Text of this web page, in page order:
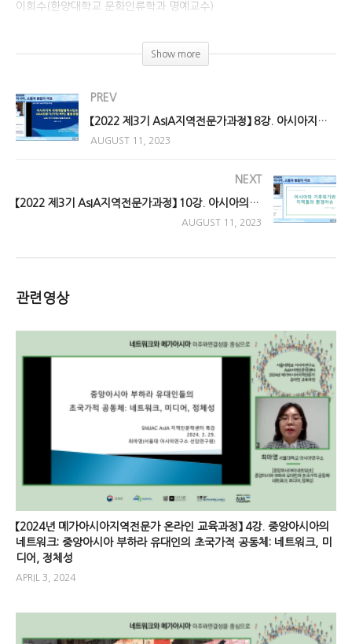
이희수(한양대학교 문화인류학과 명예교수)
Show more
PREV
【2022 제3기 AsIA지역전문가과정】 8강. 아시아지역 국제개발협력사업과 ODA 전문가(지역/섹터) 활동 경험
AUGUST 11, 2023
NEXT
【2022 제3기 AsIA지역전문가과정】 10강. 아시아의 기후위기와 지역들의 환경이슈
AUGUST 11, 2023
관련영상
【2024년 메가아시아지역전문가 온라인 교육과정】 4강. 중앙아시아의
네트워크: 중앙아시아 부하라 유대인의 초국가적 공동체: 네트워크, 미
디어, 정체성
APRIL 3, 2024